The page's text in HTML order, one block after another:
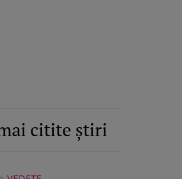
citite știri